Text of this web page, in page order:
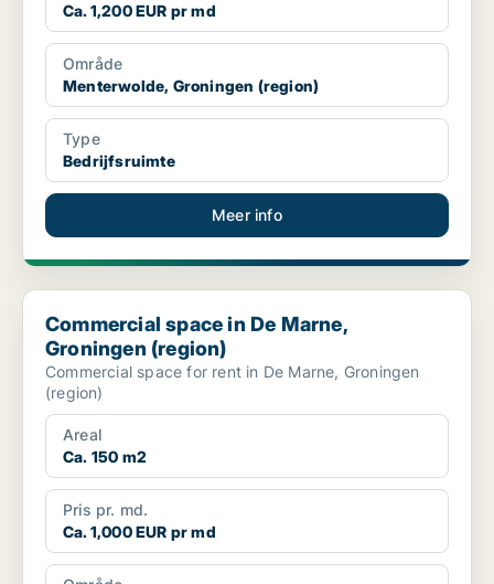
Ca. 1,200 EUR pr md
Område
Menterwolde, Groningen (region)
Type
Bedrijfsruimte
Meer info
Commercial space in De Marne, Groningen (region)
Commercial space in De Marne,
Groningen (region)
Commercial space for rent in De Marne, Groningen
(region)
Areal
Ca. 150 m2
Pris pr. md.
Ca. 1,000 EUR pr md